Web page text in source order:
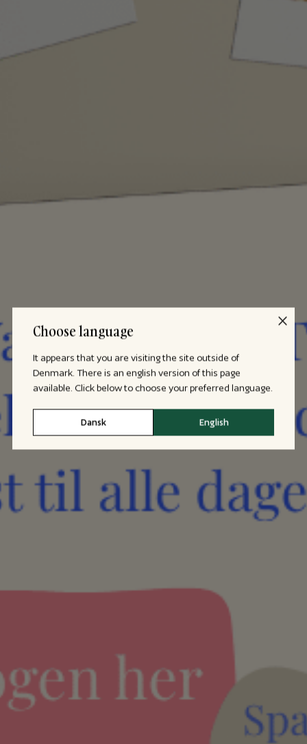
Choose language
It appears that you are visiting the site outside of
Denmark. There is an english version of this page
available. Click below to choose your preferred language.
Dansk English